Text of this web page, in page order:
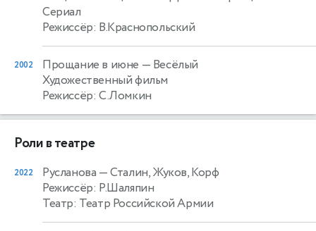
Сериал
Режиссёр: В.Краснопольский
2002 Прощание в июне — Весёлый
Художественный фильм
Режиссёр: С.Ломкин
Роли в театре
2022 Русланова — Сталин, Жуков, Корф
Режиссёр: Р.Шаляпин
Театр: Театр Российской Армии